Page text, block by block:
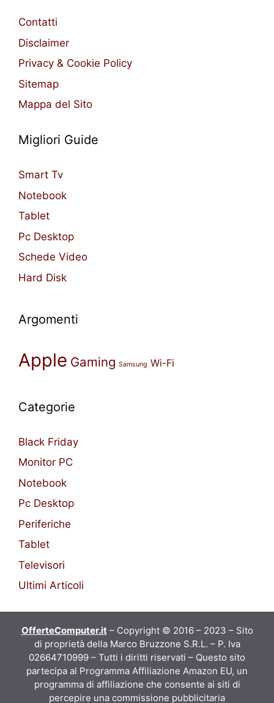
Contatti
Disclaimer
Privacy & Cookie Policy
Sitemap
Mappa del Sito
Migliori Guide
Smart Tv
Notebook
Tablet
Pc Desktop
Schede Video
Hard Disk
Argomenti
Apple Gaming Samsung Wi-Fi
Categorie
Black Friday
Monitor PC
Notebook
Pc Desktop
Periferiche
Tablet
Televisori
Ultimi Articoli
OfferteComputer.it– Copyright © 2016 – 2023 – Sito
di proprietà della Marco Bruzzone S.R.L. – P. Iva
02664710999 – Tutti i diritti riservati – Questo sito
partecipa al Programma Affiliazione Amazon EU, un
programma di affiliazione che consente ai siti di
percepire una commissione pubblicitaria